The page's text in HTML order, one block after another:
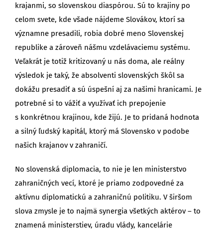
krajanmi, so slovenskou diaspórou. Sú to krajiny po
celom svete, kde všade nájdeme Slovákov, ktorí sa
významne presadili, robia dobré meno Slovenskej
republike a zároveň nášmu vzdelávaciemu systému.
Veľakrát je totiž kritizovaný u nás doma, ale reálny
výsledok je taký, že absolventi slovenských škôl sa
dokážu presadiť a sú úspešní aj za našimi hranicami. Je
potrebné si to vážiť a využívať ich prepojenie
s konkrétnou krajinou, kde žijú. Je to pridaná hodnota
a silný ľudský kapitál, ktorý má Slovensko v podobe
našich krajanov v zahraničí.
No slovenská diplomacia, to nie je len ministerstvo
zahraničných vecí, ktoré je priamo zodpovedné za
aktívnu diplomatickú a zahraničnú politiku. V širšom
slova zmysle je to najmä synergia všetkých aktérov – to
znamená ministerstiev, úradu vlády, kancelárie